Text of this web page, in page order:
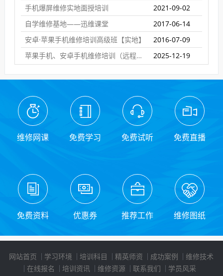
手机爆屏维修实地面授培训
2021-09-02
自学维修基地——迅维课堂
2017-06-14
安卓·苹果手机维修培训高级班【实地】
2016-07-09
苹果手机、安卓手机维修培训（远程网络班）
2025-12-19
维修网课 免费学习 免费试听 免费直播
免费资料 优惠券 推荐工作 维修图纸
网站首页 学习环境 培训科目 精英师资 成功案例
维修技术
在线报名
培训资讯 维修资源 联系我们 学员风采